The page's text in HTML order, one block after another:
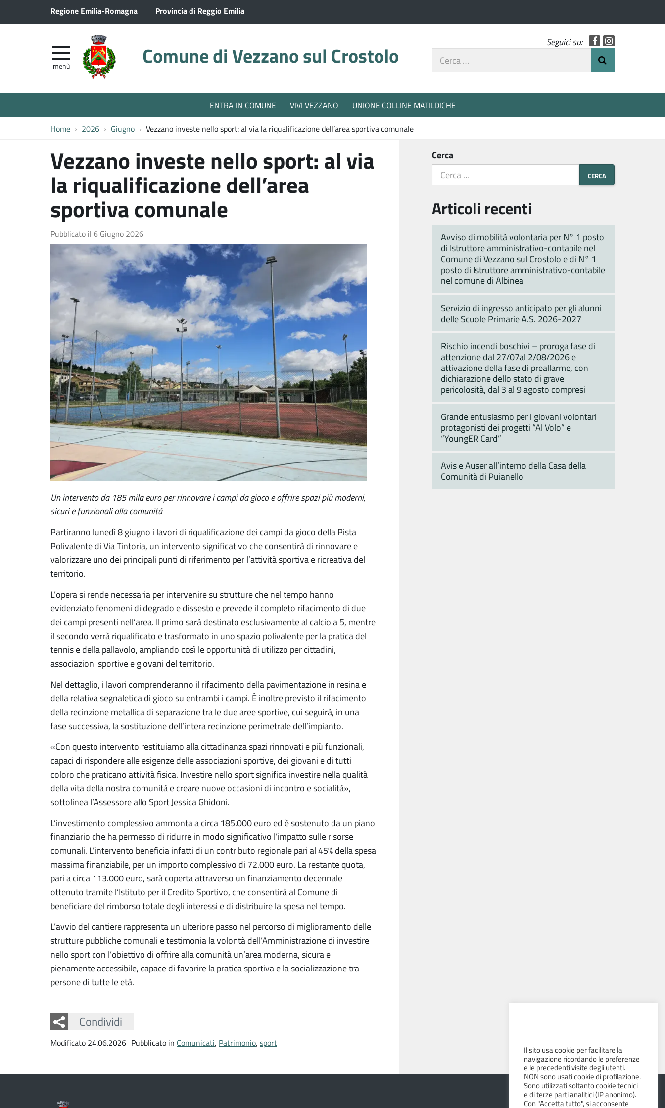
Regione Emilia-Romagna Provincia di Reggio Emilia
Comune di Vezzano sul Crostolo
menù
Seguici su: Facebook
Cerca
ENTRA IN COMUNE VIVI VEZZANO UNIONE COLLINE MATILDICHE
Home 2026 Giugno Vezzano investe nello sport: al via la riqualificazione dell’area sportiva comunale
Vezzano investe nello sport: al via
la riqualificazione dell’area
sportiva comunale
Pubblicato il 6 Giugno 2026
Un intervento da 185 mila euro per rinnovare i campi da gioco e offrire spazi più moderni,
sicuri e funzionali alla comunità
Partiranno lunedì 8 giugno i lavori di riqualificazione dei campi da gioco della Pista
Polivalente di Via Tintoria, un intervento significativo che consentirà di rinnovare e
valorizzare uno dei principali punti di riferimento per l’attività sportiva e ricreativa del
territorio.
L’opera si rende necessaria per intervenire su strutture che nel tempo hanno
evidenziato fenomeni di degrado e dissesto e prevede il completo rifacimento di due
dei campi presenti nell’area. Il primo sarà destinato esclusivamente al calcio a 5, mentre
il secondo verrà riqualificato e trasformato in uno spazio polivalente per la pratica del
tennis e della pallavolo, ampliando così le opportunità di utilizzo per cittadini,
associazioni sportive e giovani del territorio.
Nel dettaglio, i lavori comprenderanno il rifacimento della pavimentazione in resina e
della relativa segnaletica di gioco su entrambi i campi. È inoltre previsto il rifacimento
della recinzione metallica di separazione tra le due aree sportive, cui seguirà, in una
fase successiva, la sostituzione dell’intera recinzione perimetrale dell’impianto.
«Con questo intervento restituiamo alla cittadinanza spazi rinnovati e più funzionali,
capaci di rispondere alle esigenze delle associazioni sportive, dei giovani e di tutti
coloro che praticano attività fisica. Investire nello sport significa investire nella qualità
della vita della nostra comunità e creare nuove occasioni di incontro e socialità»,
sottolinea l’Assessore allo Sport Jessica Ghidoni.
L’investimento complessivo ammonta a circa 185.000 euro ed è sostenuto da un piano
finanziario che ha permesso di ridurre in modo significativo l’impatto sulle risorse
comunali. L’intervento beneficia infatti di un contributo regionale pari al 45% della spesa
massima finanziabile, per un importo complessivo di 72.000 euro. La restante quota,
pari a circa 113.000 euro, sarà coperta attraverso un finanziamento decennale
ottenuto tramite l’Istituto per il Credito Sportivo, che consentirà al Comune di
beneficiare del rimborso totale degli interessi e di distribuire la spesa nel tempo.
L’avvio del cantiere rappresenta un ulteriore passo nel percorso di miglioramento delle
strutture pubbliche comunali e testimonia la volontà dell’Amministrazione di investire
nello sport con l’obiettivo di offrire alla comunità un’area moderna, sicura e
pienamente accessibile, capace di favorire la pratica sportiva e la socializzazione tra
persone di tutte le età.
Condividi
Facebook
Twitter
Whatsapp
Modificato 24.06.2026 Pubblicato in Comunicati, Patrimonio, sport
Cerca
Articoli recenti
Avviso di mobilità volontaria per N° 1 posto
di Istruttore amministrativo-contabile nel
Comune di Vezzano sul Crostolo e di N° 1
posto di Istruttore amministrativo-contabile
nel comune di Albinea
Servizio di ingresso anticipato per gli alunni
delle Scuole Primarie A.S. 2026-2027
Rischio incendi boschivi – proroga fase di
attenzione dal 27/07al 2/08/2026 e
attivazione della fase di preallarme, con
dichiarazione dello stato di grave
pericolosità, dal 3 al 9 agosto compresi
Grande entusiasmo per i giovani volontari
protagonisti dei progetti “Al Volo” e
“YoungER Card”
Avis e Auser all’interno della Casa della
Comunità di Puianello
Il sito usa cookie per facilitare la
navigazione ricordando le preferenze
e le precedenti visite degli utenti.
NON sono usati cookie di profilazione.
Sono utilizzati soltanto cookie tecnici
e di terze parti analitici (IP anonimo).
Con "Accetta tutto", si acconsente